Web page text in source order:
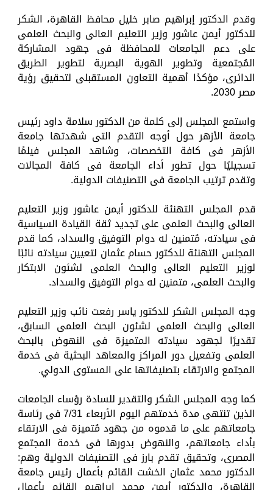
وقدم الدكتور إبراهيم صابر خليل محافظ القاهرة، الشكر
للدكتور أيمن عاشور وزير التعليم العالى والبحث العلمى
على دعم الجامعات للمحافظة فى جهود المشاركة
المُجتمعية وتطوير الهوية البصرية لتطوير الطريق
الدائرى، مؤكدًا أهمية التعاون المستقبلى لتحقيق رؤية
مصر 2030.
واستمع المجلس إلى كلمة من الدكتور سلامة داود رئيس
جامعة الأزهر حول أوجه التقدم التى شهدتها جامعة
الأزهر فى كافة التخصصات، وشاهد المجلس فيلمًا
تسجيليًا حول تطور أداء الجامعة فى كافة المجالات
وتقدم ترتيب الجامعة فى التصنيفات الدولية.
قدم المجلس التهنئة للدكتور أيمن عاشور وزير التعليم
العالى والبحث العلمى على تجديد ثقة القيادة السياسية
فى سيادته، مُتمنين له دوام التوفيق والسداد، كما قدم
المجلس التهنئة للدكتور حسام عثمان لتعيين سيادته نائبًا
لوزير التعليم العالى والبحث العلمى لشئون الابتكار
والبحث العلمى، متمنين له دوام التوفيق والسداد.
وجه المجلس الشكر للدكتور ياسر رفعت نائب وزير التعليم
العالى والبحث العلمى لشئون البحث العلمى السابق،
تقديرًا لجهود سيادته المتميزة فى النهوض بالبحث
العلمى وتفعيل دور المراكز والمعاهد البحثية فى خدمة
المجتمع والارتقاء بتصنيفاتها على المستوى الدولي.
كما وجه المجلس الشكر والتقدير للسادة رؤساء الجامعات
الذين تنتهى مدة خدمتهم اليوم الأربعاء 7/31 فى رئاسة
جامعاتهم على ما قدموه من جهود مُتميزة فى الارتقاء
بأداء جامعاتهم، والنهوض بدورها فى خدمة المجتمع
المصرى، وتحقيق تقدم بارز فى التصنيفات الدولية وهم:
الدكتور محمد عثمان الخشت القائم بأعمال رئيس جامعة